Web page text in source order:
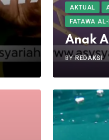
AKTUAL
FATAWA
Anak
BYREDAKSI